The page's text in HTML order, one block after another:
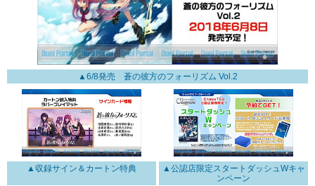
▲6/8発売 蒼の彼方のフォーリズム Vol.2
▲収録サイン＆カートン特典
▲公認店限定スタートダッシュWキャ
ンペーン